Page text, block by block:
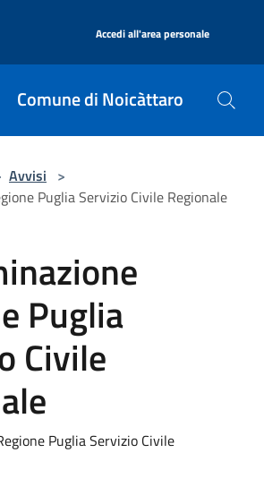
Accedi all'area personale
Comune di Noicàttaro
Avvisi >
Puglia Servizio Civile Regionale
Puglia
Civile
Puglia Servizio Civile